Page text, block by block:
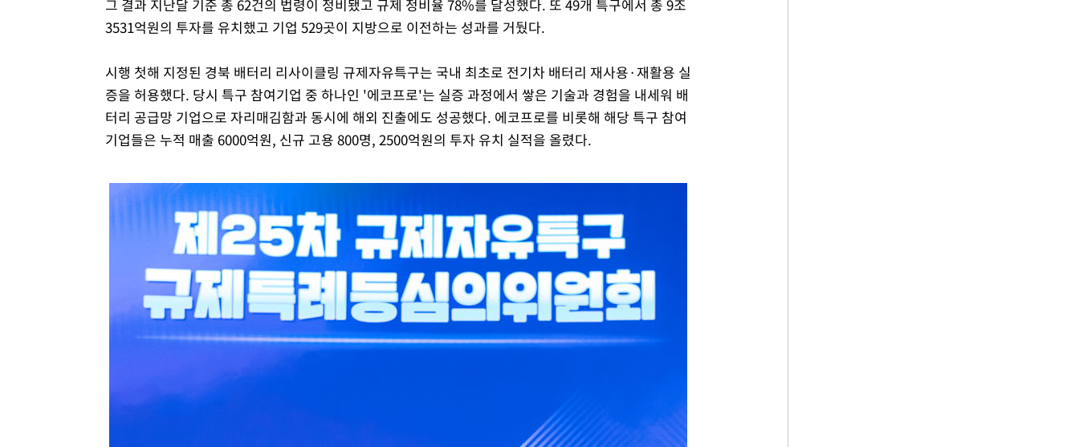
그 결과 지난달 기준 총 62건의 법령이 정비됐고 규제 정비율 78%를 달성했다. 또 49개 특구에서 총 9조
3531억원의 투자를 유치했고 기업 529곳이 지방으로 이전하는 성과를 거뒀다.
시행 첫해 지정된 경북 배터리 리사이클링 규제자유특구는 국내 최초로 전기차 배터리 재사용·재활용 실
증을 허용했다. 당시 특구 참여기업 중 하나인 '에코프로'는 실증 과정에서 쌓은 기술과 경험을 내세워 배
터리 공급망 기업으로 자리매김함과 동시에 해외 진출에도 성공했다. 에코프로를 비롯해 해당 특구 참여
기업들은 누적 매출 6000억원, 신규 고용 800명, 2500억원의 투자 유치 실적을 올렸다.